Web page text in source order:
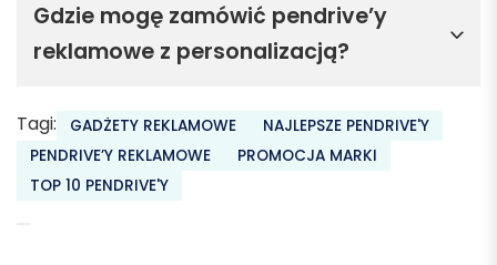
Gdzie mogę zamówić pendrive’y
reklamowe z personalizacją?
Tagi: GADŻETY REKLAMOWE
NAJLEPSZE PENDRIVE'Y
PENDRIVE’Y REKLAMOWE
PROMOCJA MARKI
TOP 10 PENDRIVE'Y